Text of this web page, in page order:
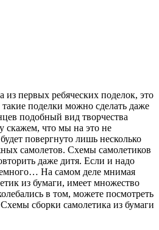
из первых ребяческих поделок, это
поделки можно сделать даже
подобный вид творчества
скажем, что мы на это не
повергнуто лишь несколько
самолетов. Схемы самолетиков
даже дитя. Если и надо
На самом деле мнимая
из бумаги, имеет множество
в том, можете посмотреть
сборки самолетика из бумаги